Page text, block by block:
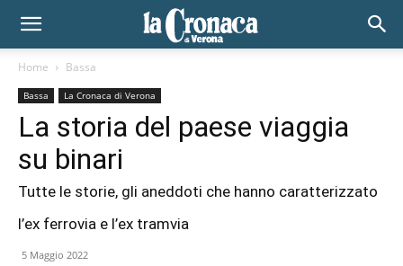
Home Bassa
Bassa La Cronaca di Verona
La storia del paese viaggia
su binari
Tutte le storie, gli aneddoti che hanno caratterizzato
l’ex ferrovia e l’ex tramvia
5 Maggio 2022